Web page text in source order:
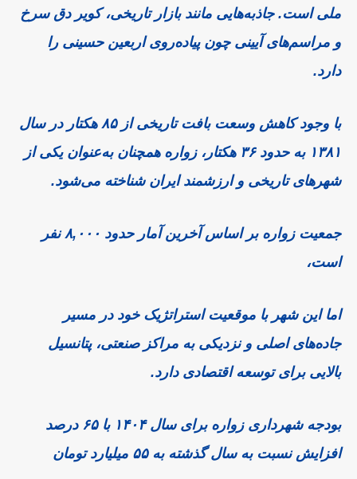
ملی است. جاذبه‌هایی مانند بازار تاریخی، کویر دق سرخ
و مراسم‌های آیینی چون پیاده‌روی اربعین حسینی را
دارد.
با وجود کاهش وسعت بافت تاریخی از ۸۵ هکتار در سال
۱۳۸۱ به حدود ۳۶ هکتار، زواره همچنان به‌عنوان یکی از
شهرهای تاریخی و ارزشمند ایران شناخته می‌شود.
جمعیت زواره بر اساس آخرین آمار حدود ۸,۰۰۰ نفر
است،
اما این شهر با موقعیت استراتژیک خود در مسیر
جاده‌های اصلی و نزدیکی به مراکز صنعتی، پتانسیل
بالایی برای توسعه اقتصادی دارد.
بودجه شهرداری زواره برای سال ۱۴۰۴ با ۶۵ درصد
افزایش نسبت به سال گذشته به ۵۵ میلیارد تومان